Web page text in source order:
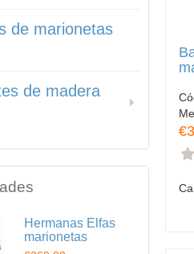
de marionetas
de madera
Hermanas Elfas
marionetas